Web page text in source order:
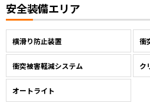
安全装備エリア
横滑り防止装置 衝
衝突被害軽減システム ク
オートライト